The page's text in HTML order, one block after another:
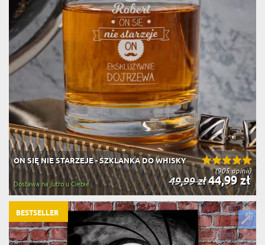
(905 opinii)
ON SIĘ NIE STARZEJE - SZKLANKA DO WHISKY
49,99 zł44,99 zł
Dostawa na jutro u Ciebie
BESTSELLER